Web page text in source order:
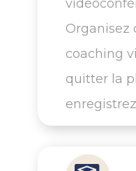
Organisez
coaching
quitter la